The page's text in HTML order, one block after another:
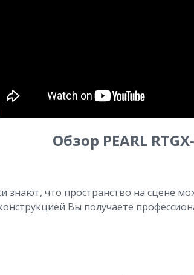
Обзор PEARL
знают, что пространство на сцене
Вы получаете